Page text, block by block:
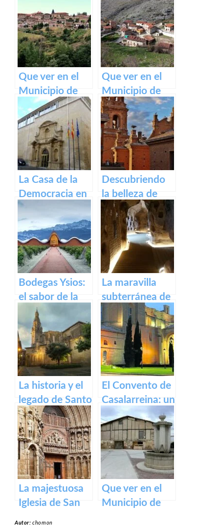
Santiago
Francés
Ventrosa de La
Rioja
Que ver en el
Municipio de
Lumbreras de
Cameros de La
Rioja
Que ver en el
Municipio de
Gallinero de
Cameros de La
Rioja
La Casa de la
Democracia en
Logroño: El
Parlamento de
La Rioja
Descubriendo
la belleza de
Alfaro: un
recorrido por el
pueblo riojano
Bodegas Ysios:
el sabor de la
excelencia en
vinos
La maravilla
subterránea de
Arnedo: La
cueva de los
cien pilares
La historia y el
legado de Santo
Domingo de la
Calzada
El Convento de
Casalarreina: un
tesoro de
devoción y arte
en honor a la
Virgen de la
La majestuosa
Iglesia de San
Que ver en el
Municipio de
Autor:chomon